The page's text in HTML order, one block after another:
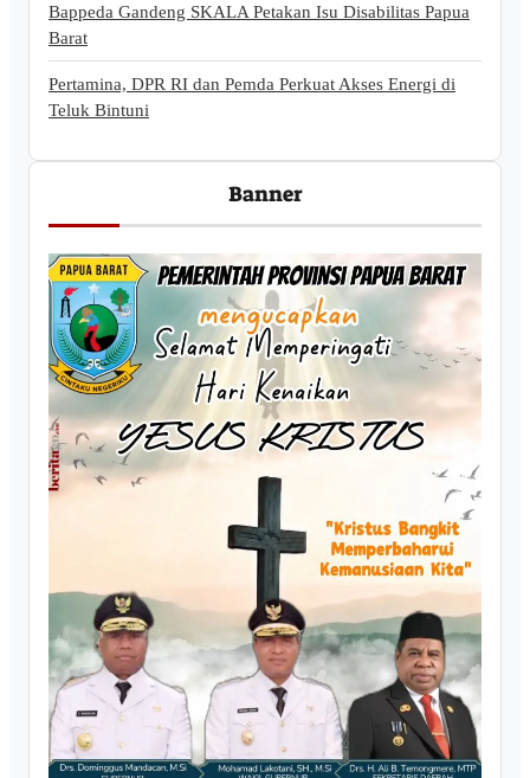
Bappeda Gandeng SKALA Petakan Isu Disabilitas Papua
Barat
Pertamina, DPR RI dan Pemda Perkuat Akses Energi di
Teluk Bintuni
Banner